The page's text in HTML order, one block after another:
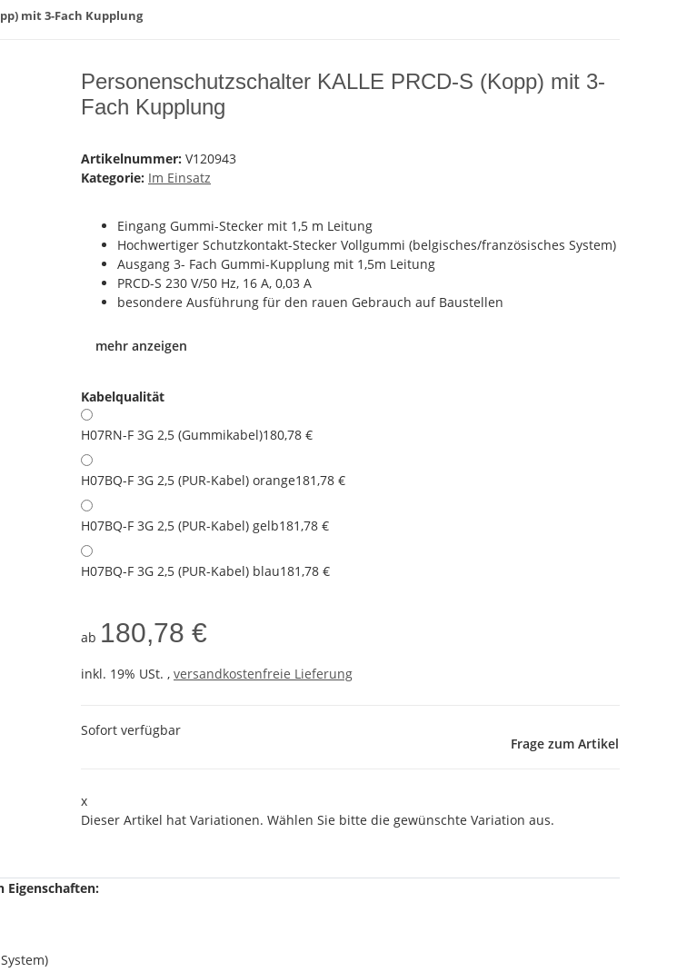
mit 3-Fach Kupplung
Personenschutzschalter KALLE PRCD-S (Kopp) mit 3-
Fach Kupplung
Artikelnummer: V120943
Kategorie: Im Einsatz
Eingang Gummi-Stecker mit 1,5 m Leitung
Hochwertiger Schutzkontakt-Stecker Vollgummi (belgisches/französisches System)
Ausgang 3- Fach Gummi-Kupplung mit 1,5m Leitung
PRCD-S 230 V/50 Hz, 16 A, 0,03 A
besondere Ausführung für den rauen Gebrauch auf Baustellen
mehr anzeigen
Kabelqualität
H07RN-F 3G 2,5 (Gummikabel)180,78 €
H07BQ-F 3G 2,5 (PUR-Kabel) orange181,78 €
H07BQ-F 3G 2,5 (PUR-Kabel) gelb181,78 €
H07BQ-F 3G 2,5 (PUR-Kabel) blau181,78 €
ab 180,78 €
inkl. 19% USt. , versandkostenfreie Lieferung
Sofort verfügbar
Frage zum Artikel
x
Dieser Artikel hat Variationen. Wählen Sie bitte die gewünschte Variation aus.
Eigenschaften: